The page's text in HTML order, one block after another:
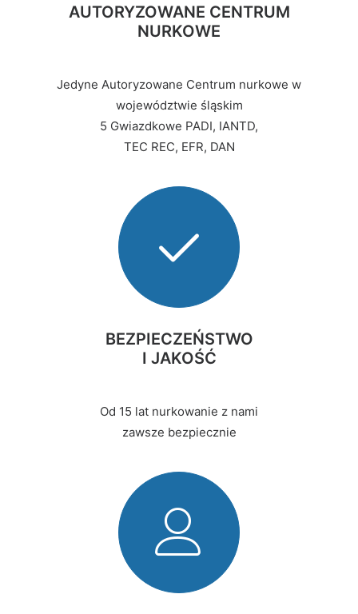
AUTORYZOWANE CENTRUM
NURKOWE
Jedyne Autoryzowane Centrum nurkowe w
województwie śląskim
5 Gwiazdkowe PADI, IANTD,
TEC REC, EFR, DAN
BEZPIECZEŃSTWO
I JAKOŚĆ
Od 15 lat nurkowanie z nami
zawsze bezpiecznie